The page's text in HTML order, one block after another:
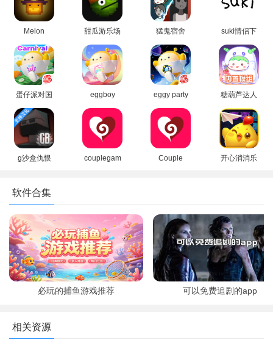
5、完成任务可获得大量奖励
牛仔捕鱼渔场稀有鱼类图鉴
稀有鱼种标记为黄色，并排在前面。
专属鱼种：奔波儿灞、灞波尔奔
Melon
Sandbox甜
瓜游乐场国
际版下载
甜瓜游乐场
国际版无广
告中文版
猛鬼宿舍
MOD版菜单
下载
suki情侣下
载最新版本
蛋仔派对国
际服Eggy
Party下载正
eggboy
party国际服
下载2026最
新版
eggy party
国际服官方
版下载最新
版
糖葫芦达人
正版游戏
2026下载
(Tanghulu
Master)
g沙盒仇恨
(GoreBox)
couplegam
Couple
开心消消乐
软件合集
必玩的捕鱼游戏推荐 可以免费追剧的app
相关资源